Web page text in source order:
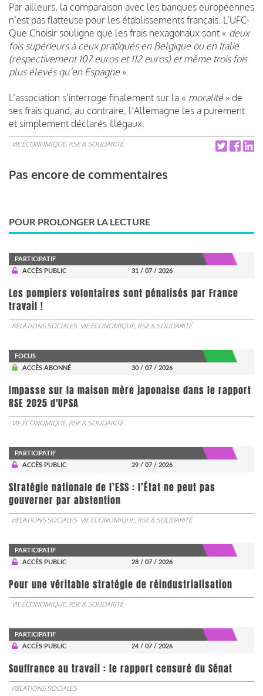
Par ailleurs, la comparaison avec les banques européennes
n’est pas flatteuse pour les établissements français. L’UFC-
Que Choisir souligne que les frais hexagonaux sont « deux
fois supérieurs à ceux pratiqués en Belgique ou en Italie
(respectivement 107 euros et 112 euros) et même trois fois
plus élevés qu’en Espagne ».
L’association s’interroge finalement sur la « moralité» de
ses frais quand, au contraire, l’Allemagne les a purement
et simplement déclarés illégaux.
VIE ÉCONOMIQUE, RSE & SOLIDARITÉ
Pas encore de commentaires
POUR PROLONGER LA LECTURE
PARTICIPATIF
ACCÈS PUBLIC
31 / 07 / 2026
Les pompiers volontaires sont pénalisés par France
travail !
RELATIONS SOCIALES VIE ÉCONOMIQUE, RSE & SOLIDARITÉ
FOCUS
ACCÈS ABONNÉ
30 / 07 / 2026
Impasse sur la maison mère japonaise dans le rapport
RSE 2025 d'UPSA
VIE ÉCONOMIQUE, RSE & SOLIDARITÉ
PARTICIPATIF
ACCÈS PUBLIC
29 / 07 / 2026
Stratégie nationale de l’ESS : l’État ne peut pas
gouverner par abstention
RELATIONS SOCIALES VIE ÉCONOMIQUE, RSE & SOLIDARITÉ
PARTICIPATIF
ACCÈS PUBLIC
28 / 07 / 2026
Pour une véritable stratégie de réindustrialisation
VIE ÉCONOMIQUE, RSE & SOLIDARITÉ
PARTICIPATIF
ACCÈS PUBLIC
24 / 07 / 2026
Souffrance au travail : le rapport censuré du Sénat
RELATIONS SOCIALES